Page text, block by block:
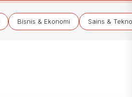
Bisnis & Ekonomi Sains &